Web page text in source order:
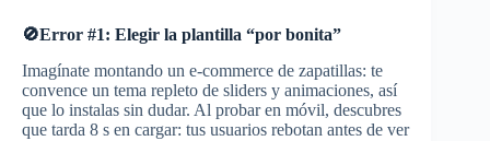
🚫Error #1: Elegir la plantilla “por bonita”
Imagínate montando un e-commerce de zapatillas: te
convence un tema repleto de sliders y animaciones, así
que lo instalas sin dudar. Al probar en móvil, descubres
que tarda 8 s en cargar: tus usuarios rebotan antes de ver